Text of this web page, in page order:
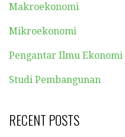
Makroekonomi
Mikroekonomi
Pengantar Ilmu Ekonomi
Studi Pembangunan
RECENT POSTS